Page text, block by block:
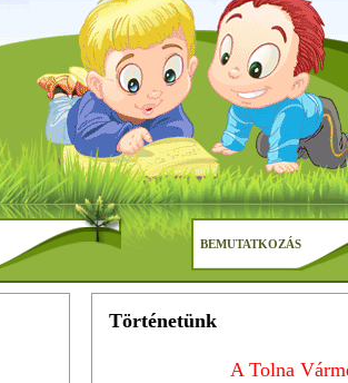
BEMUTATKOZÁS
Történetünk
A Tolna